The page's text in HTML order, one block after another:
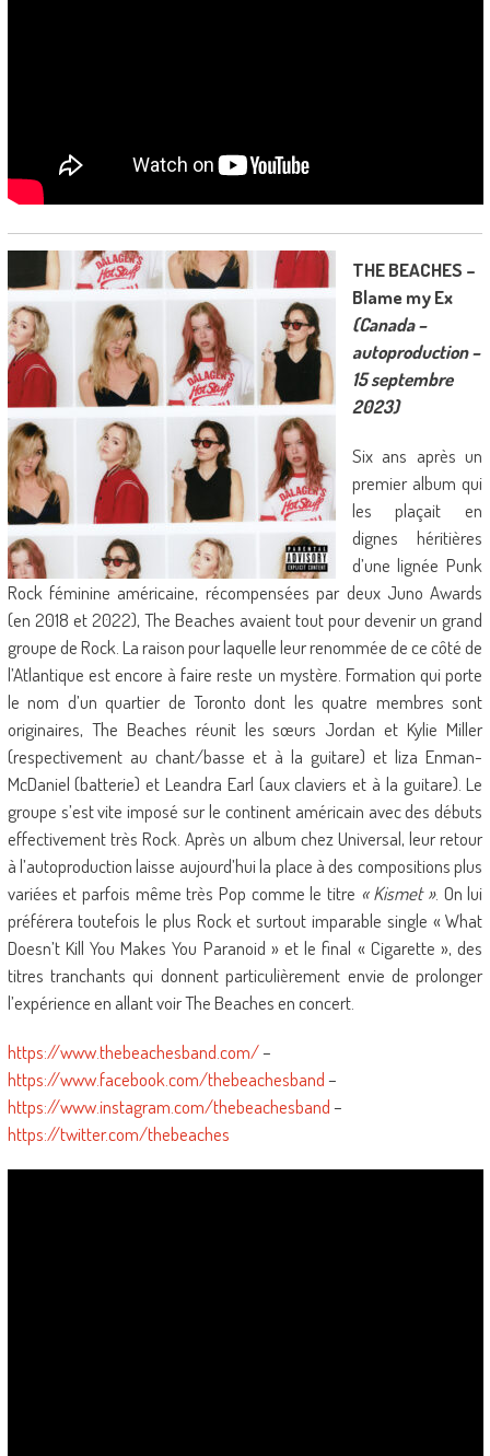
THE BEACHES –
Blame my Ex
(Canada –
autoproduction –
15 septembre
2023)
Six ans après un
premier album qui
les plaçait en
dignes héritières
d’une lignée Punk
Rock féminine américaine, récompensées par deux Juno Awards
(en 2018 et 2022), The Beaches avaient tout pour devenir un grand
groupe de Rock. La raison pour laquelle leur renommée de ce côté de
l’Atlantique est encore à faire reste un mystère. Formation qui porte
le nom d’un quartier de Toronto dont les quatre membres sont
originaires, The Beaches réunit les sœurs Jordan et Kylie Miller
(respectivement au chant/basse et à la guitare) et liza Enman-
McDaniel (batterie) et Leandra Earl (aux claviers et à la guitare). Le
groupe s’est vite imposé sur le continent américain avec des débuts
effectivement très Rock. Après un album chez Universal, leur retour
à l’autoproduction laisse aujourd’hui la place à des compositions plus
variées et parfois même très Pop comme le titre « Kismet ». On lui
préférera toutefois le plus Rock et surtout imparable single « What
Doesn’t Kill You Makes You Paranoid » et le final « Cigarette », des
titres tranchants qui donnent particulièrement envie de prolonger
l’expérience en allant voir The Beaches en concert.
https://www.thebeachesband.com/–
https://www.facebook.com/thebeachesband–
https://www.instagram.com/thebeachesband–
https://twitter.com/thebeaches